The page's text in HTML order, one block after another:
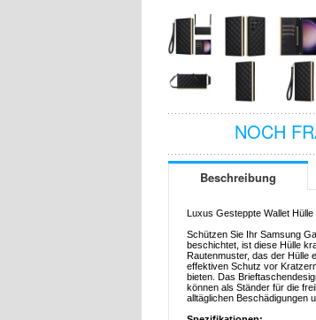
NOCH
Beschreibung
Luxus Gesteppte Wallet
Schützen Sie Ihr Samsung
beschichtet, ist diese Hülle
Rautenmuster, das der Hülle
effektiven Schutz vor
bieten. Das
können als Ständer für die
alltäglichen Beschädigungen